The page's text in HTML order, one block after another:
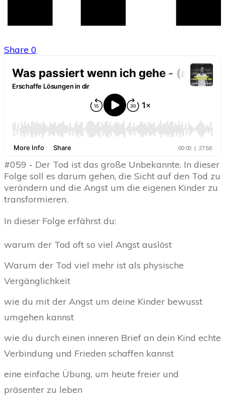
Share 0
#059 - Der Tod ist das große Unbekannte. In dieser
Folge soll es darum gehen, die Sicht auf den Tod zu
verändern und die Angst um die eigenen Kinder zu
transformieren.
In dieser Folge erfährst du:
warum der Tod oft so viel Angst auslöst
Warum der Tod viel mehr ist als physische
Vergänglichkeit
wie du mit der Angst um deine Kinder bewusst
umgehen kannst
wie du durch einen inneren Brief an dein Kind echte
Verbindung und Frieden schaffen kannst
eine einfache Übung, um heute freier und
präsenter zu leben